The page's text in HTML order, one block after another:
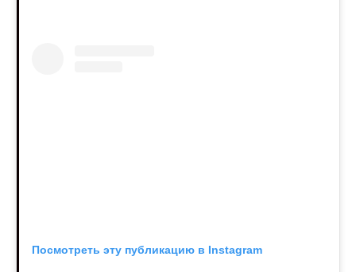
Посмотреть эту публикацию в Instagram